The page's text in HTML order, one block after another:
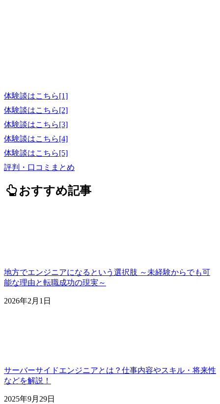
体験談はこちら[1]
体験談はこちら[2]
体験談はこちら[3]
体験談はこちら[4]
体験談はこちら[5]
評判・口コミまとめ
おすすめ記事
地方でエンジニアになるという選択肢 ～未経験からでも可
能な理由と転職成功の現実～
2026年2月1日
サーバーサイドエンジニアとは？仕事内容やスキル・将来性
などを解説！
2025年9月29日